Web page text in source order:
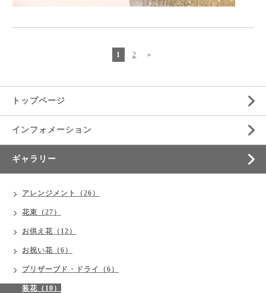
1 2 »
トップページ
インフォメーション
ギャラリー
アレンジメント（26）
花束（27）
お供え花（12）
お祝い花（6）
プリザーブド・ドライ（6）
装花（10）